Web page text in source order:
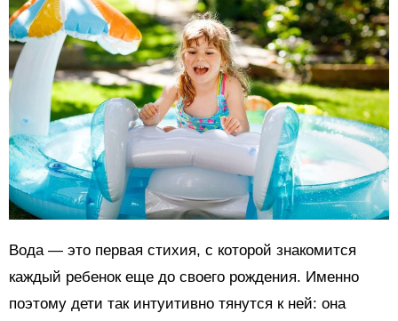
Вода — это первая стихия, с которой знакомится
каждый ребенок еще до своего рождения. Именно
поэтому дети так интуитивно тянутся к ней: она